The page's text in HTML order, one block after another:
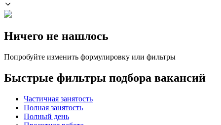
Ничего не нашлось
Попробуйте изменить формулировку или фильтры
Быстрые фильтры подбора вакансий
Частичная занятость
Полная занятость
Полный день